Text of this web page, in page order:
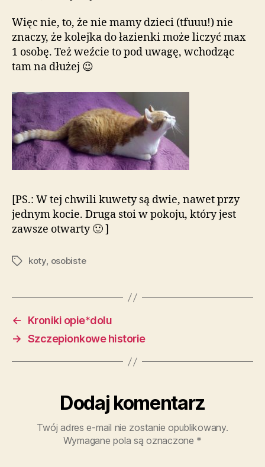
Więc nie, to, że nie mamy dzieci (tfuuu!) nie
znaczy, że kolejka do łazienki może liczyć max
1 osobę. Też weźcie to pod uwagę, wchodząc
tam na dłużej 😉
[PS.: W tej chwili kuwety są dwie, nawet przy
jednym kocie. Druga stoi w pokoju, który jest
zawsze otwarty 🙂 ]
Tagikoty, osobiste
←
Kroniki opie*dolu
→ Szczepionkowe historie
Dodaj komentarz
Twój adres e-mail nie zostanie opublikowany.
Wymagane pola są oznaczone *